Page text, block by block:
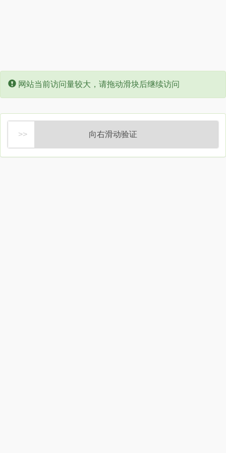
Error:
网站当前访问量较大，请拖动滑块后继续访问
向右滑动验证